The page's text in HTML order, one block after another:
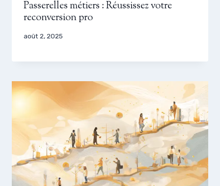
Passerelles métiers : Réussissez votre
reconversion pro
août 2, 2025